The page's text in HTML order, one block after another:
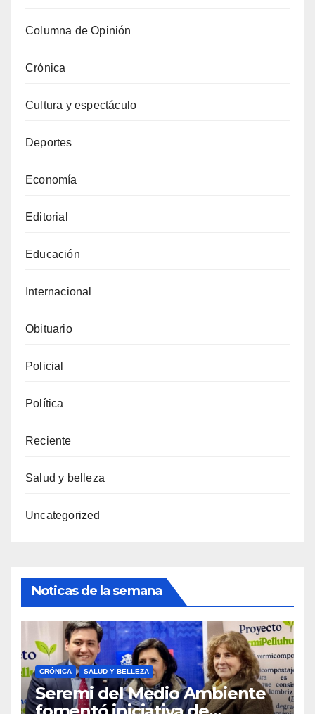
Columna de Opinión
Crónica
Cultura y espectáculo
Deportes
Economía
Editorial
Educación
Internacional
Obituario
Policial
Política
Reciente
Salud y belleza
Uncategorized
Noticas de la semana
CRÓNICA SALUD Y BELLEZA
Seremi del Medio Ambiente